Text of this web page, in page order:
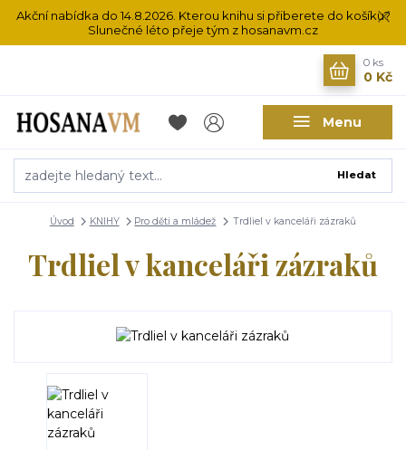
Akční nabídka do 14.8.2026. Kterou knihu si přiberete do košíku?
Slunečné léto přeje tým z hosanavm.cz
Menu
Hledat
0 ks
0 Kč
Úvod KNIHY Pro děti a mládež Trdliel v kanceláři zázraků
Trdliel v kanceláři zázraků